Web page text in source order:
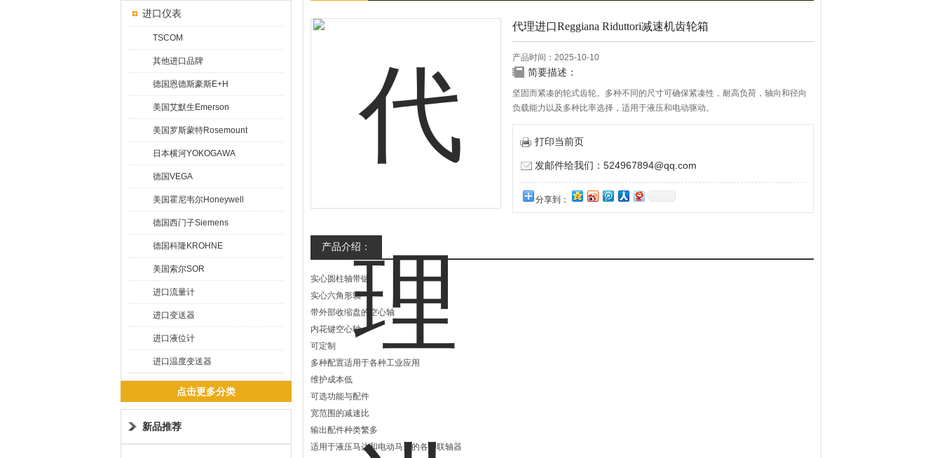
进口仪表
TSCOM
其他进口品牌
德国恩德斯豪斯E+H
美国艾默生Emerson
美国罗斯蒙特Rosemount
日本横河YOKOGAWA
德国VEGA
美国霍尼韦尔Honeywell
德国西门子Siemens
德国科隆KROHNE
美国索尔SOR
进口流量计
进口变送器
进口液位计
进口温度变送器
点击更多分类
新品推荐
代理进口Reggiana Riduttori减速机齿轮箱
产品时间：2025-10-10
简要描述：
坚固而紧凑的轮式齿轮。多种不同的尺寸可确保紧凑性，耐高负荷，轴向和径向
负载能力以及多种比率选择，适用于液压和电动驱动。
打印当前页
发邮件给我们：524967894@qq.com
分享到：
产品介绍：
实心圆柱轴带键
实心六角形轴
带外部收缩盘的空心轴
内花键空心轴
可定制
多种配置适用于各种工业应用
维护成本低
可选功能与配件
宽范围的减速比
输出配件种类繁多
适用于液压马达和电动马达的各种联轴器